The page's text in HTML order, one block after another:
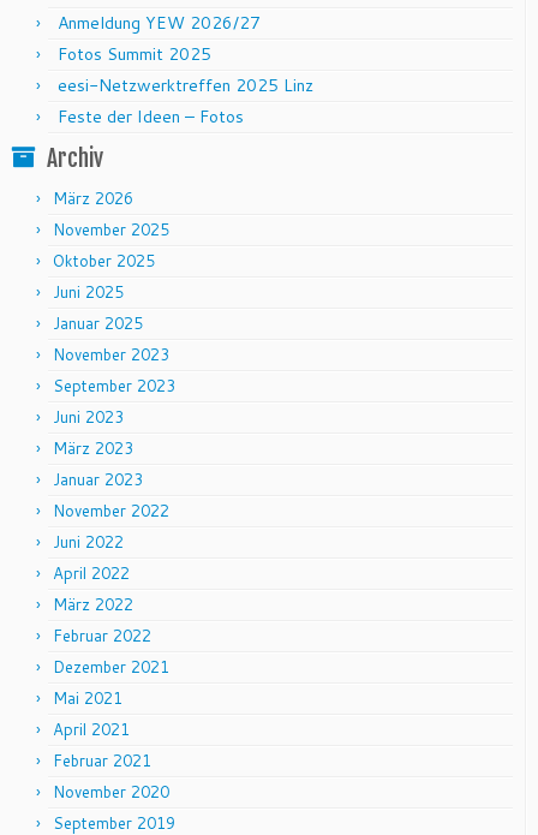
Anmeldung YEW 2026/27
Fotos Summit 2025
eesi-Netzwerktreffen 2025 Linz
Feste der Ideen – Fotos
Archiv
März 2026
November 2025
Oktober 2025
Juni 2025
Januar 2025
November 2023
September 2023
Juni 2023
März 2023
Januar 2023
November 2022
Juni 2022
April 2022
März 2022
Februar 2022
Dezember 2021
Mai 2021
April 2021
Februar 2021
November 2020
September 2019